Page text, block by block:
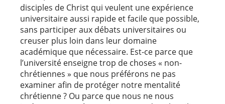
disciples de Christ qui veulent une expérience
universitaire aussi rapide et facile que possible,
sans participer aux débats universitaires ou
creuser plus loin dans leur domaine
académique que nécessaire. Est-ce parce que
l’université enseigne trop de choses « non-
chrétiennes » que nous préférons ne pas
examiner afin de protéger notre mentalité
chrétienne ? Ou parce que nous ne nous